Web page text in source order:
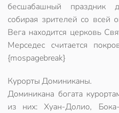
бесшабашный праздник
собирая зрителей со всей
Вега находится церковь
Мерседес считается
{mospagebreak}
Курорты Доминиканы.
Доминикана богата
из них: Хуан-Долио,